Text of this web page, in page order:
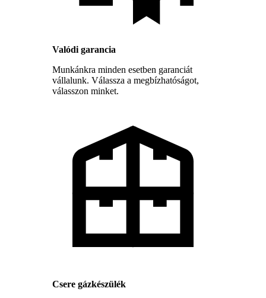
Valódi garancia
Munkánkra minden esetben garanciát
vállalunk. Válassza a megbízhatóságot,
válasszon minket.
Csere gázkészülék